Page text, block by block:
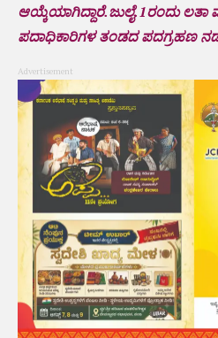
ಆಯ್ಕೆಯಾಗಿದ್ದಾರೆ.ಜುಲೈ.1ರಂದು
ಪದಾಧಿಕಾರಿಗಳ ತಂಡದ ಪದಗ್ರಹಣ
Advertisement